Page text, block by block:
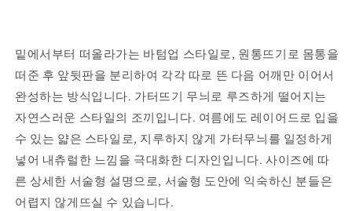
밑에서부터 떠올라가는 바텀업 스타일로, 원통뜨기로 몸통을
떠준 후 앞뒷판을 분리하여 각각 따로 뜬 다음 어깨만 이어서
완성하는 방식입니다. 가터뜨기 무늬로 루즈하게 떨어지는
자연스러운 스타일의 조끼입니다. 여름에도 레이어드로 입을
수 있는 얇은 스타일로, 지루하지 않게 가터무늬를 일정하게
넣어 내츄럴한 느낌을 극대화한 디자인입니다. 사이즈에 따
른 상세한 서술형 설명으로, 서술형 도안에 익숙하신 분들은
어렵지 않게뜨실 수 있습니다.